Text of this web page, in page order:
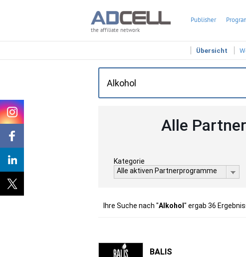
the affiliate network
Publisher
Übersicht
Alle
Kategorie
Alle aktiven Partnerprogramme
Ihre Suche nach "Alkohol " ergab 36
BALIS